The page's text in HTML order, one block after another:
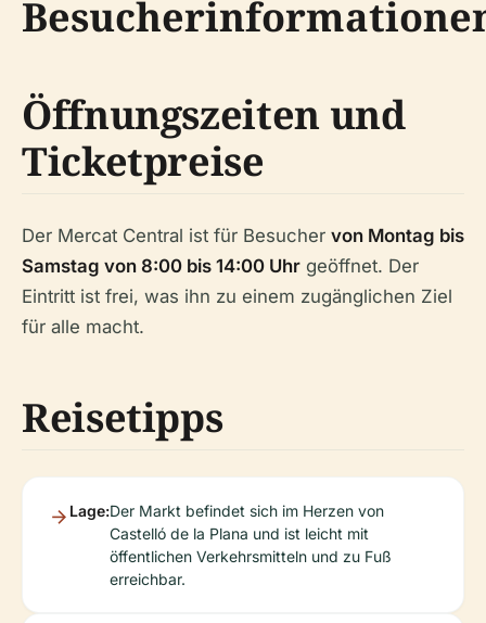
Öffnungszeiten und
Ticketpreise
Der Mercat Central ist für Besucher von Montag bis
Samstag von 8:00 bis 14:00 Uhr geöffnet. Der
Eintritt ist frei, was ihn zu einem zugänglichen Ziel
für alle macht.
Reisetipps
Lage:Der Markt befindet sich im Herzen von
Castelló de la Plana und ist leicht mit
öffentlichen Verkehrsmitteln und zu Fuß
erreichbar.